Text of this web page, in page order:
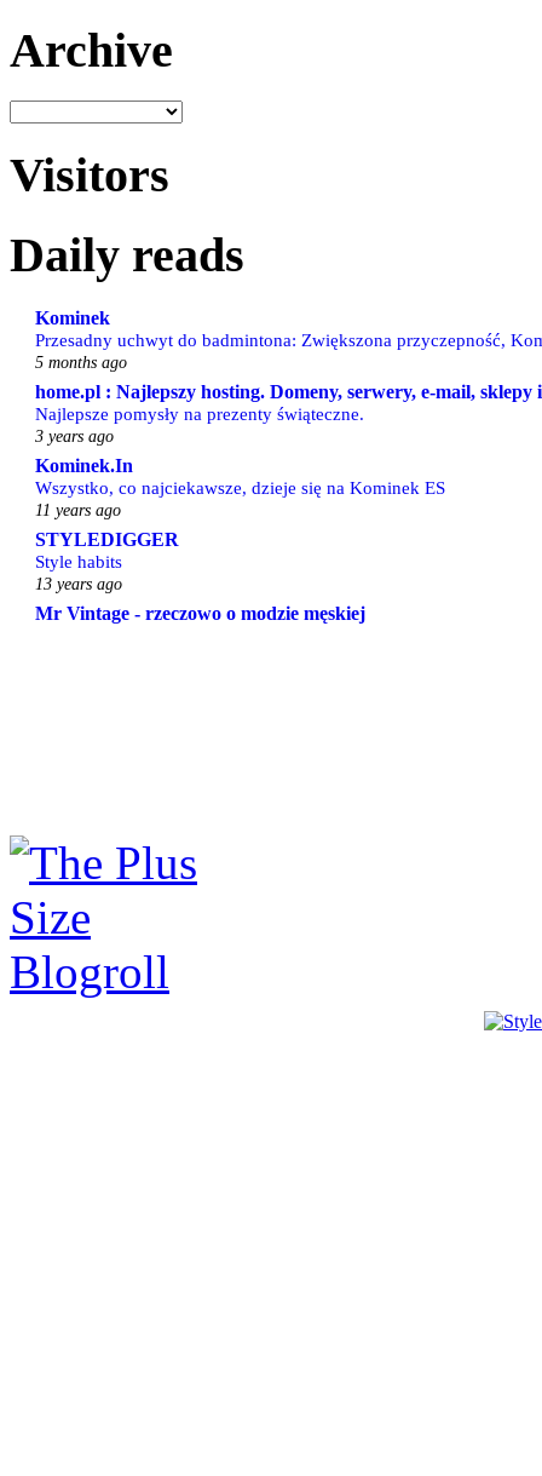
Archive
Visitors
Daily reads
Kominek
Przesadny uchwyt do badmintona: Zwiększona przyczepność,
5 months ago
home.pl : Najlepszy hosting. Domeny, serwery, e-mail, sklepy
Najlepsze pomysły na prezenty świąteczne.
3 years ago
Kominek.In
Wszystko, co najciekawsze, dzieje się na Kominek ES
11 years ago
STYLEDIGGER
Style habits
13 years ago
Mr Vintage - rzeczowo o modzie męskiej